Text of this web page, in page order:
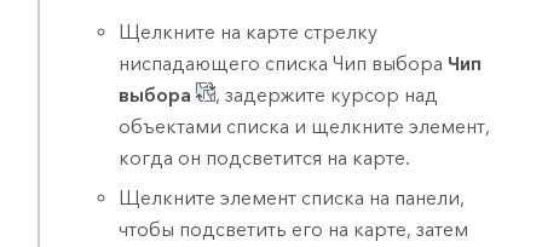
Щелкните на карте стрелку
ниспадающего списка Чип выбора Чип
выбора
, задержите курсор над
объектами списка и щелкните элемент,
когда он подсветится на карте.
Щелкните элемент списка на панели,
чтобы подсветить его на карте, затем